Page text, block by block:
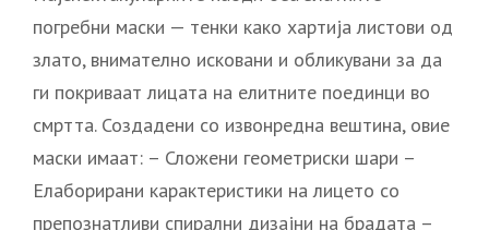
погребни маски — тенки како хартија листови од
злато, внимателно исковани и обликувани за да
ги покриваат лицата на елитните поединци во
смртта. Создадени со извонредна вештина, овие
маски имаат: – Сложени геометриски шари –
Елаборирани карактеристики на лицето со
препознатливи спирални дизајни на брадата –